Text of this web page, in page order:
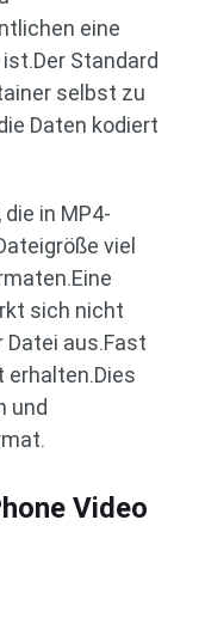
eine
Standard
selbst zu
Daten kodiert
in MP4-
viel
sich nicht
aus.Fast
erhalten.Dies
und
Video